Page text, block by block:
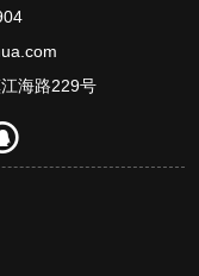
海路229号